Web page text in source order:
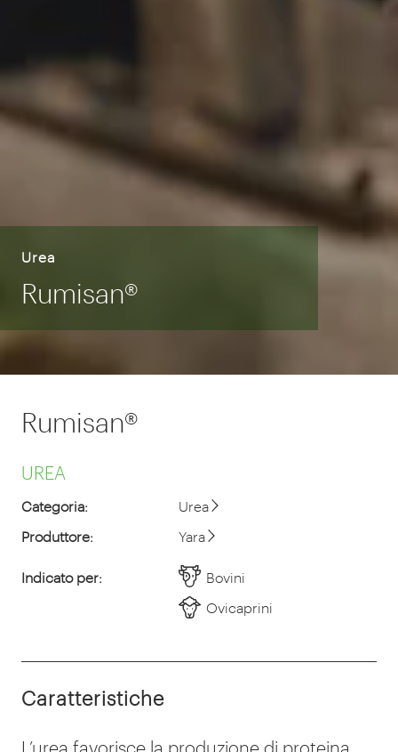
Urea
Rumisan®
Rumisan®
UREA
Categoria:
Urea
Produttore:
Yara
Indicato per:
Bovini
Ovicaprini
Caratteristiche
L’urea favorisce la produzione di proteina